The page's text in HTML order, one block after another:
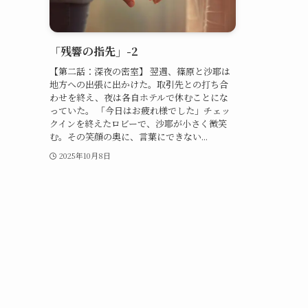
「残響の指先」-2
【第二話：深夜の密室】 翌週、篠原と沙耶は
地方への出張に出かけた。取引先との打ち合
わせを終え、夜は各自ホテルで休むことにな
っていた。 「今日はお疲れ様でした」チェッ
クインを終えたロビーで、沙耶が小さく微笑
む。その笑顔の奥に、言葉にできない...
2025年10月8日